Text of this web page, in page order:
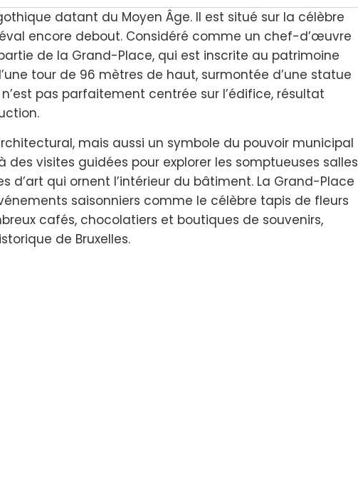
datant du Moyen Âge. Il est situé sur la célèbre
encore debout. Considéré comme un chef-d’œuvre
de la Grand-Place, qui est inscrite au patrimoine
tour de 96 mètres de haut, surmontée d’une statue
pas parfaitement centrée sur l’édifice, résultat
mais aussi un symbole du pouvoir municipal
des visites guidées pour explorer les somptueuses salles
d’art qui ornent l’intérieur du bâtiment. La Grand-Place
saisonniers comme le célèbre tapis de fleurs
cafés, chocolatiers et boutiques de souvenirs,
de Bruxelles.